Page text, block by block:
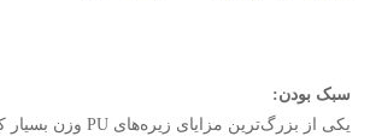
سبک بودن:
یکی از بزرگ‌ترین مزایای زیره‌های PU وزن بسیار